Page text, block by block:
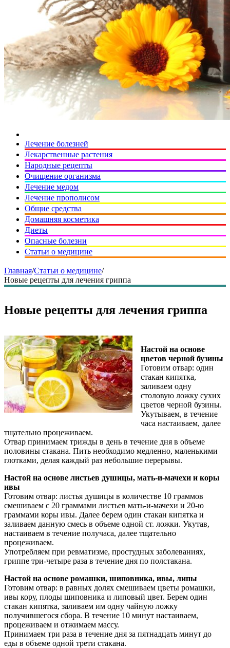
Лечение болезней
Лекарственные растения
Народные рецепты
Очищение организма
Лечение медом
Лечение прополисом
Общие средства
Домашняя косметика
Диеты
Опасные болезни
Статьи о медицине
Главная/Статьи о медицине/
Новые рецепты для лечения гриппа
Новые рецепты для лечения гриппа
Настой на основе
цветов черной бузины
Готовим отвар: один
стакан кипятка,
заливаем одну
столовую ложку сухих
цветов черной бузины.
Укутываем, в течение
часа настаиваем, далее
тщательно процеживаем.
Отвар принимаем трижды в день в течение дня в объеме
половины стакана. Пить необходимо медленно, маленькими
глотками, делая каждый раз небольшие перерывы.
Настой на основе листьев душицы, мать-и-мачехи и коры
ивы
Готовим отвар: листья душицы в количестве 10 граммов
смешиваем с 20 граммами листьев мать-и-мачехи и 20-ю
граммами коры ивы. Далее берем один стакан кипятка и
заливаем данную смесь в объеме одной ст. ложки. Укутав,
настаиваем в течение получаса, далее тщательно
процеживаем.
Употребляем при ревматизме, простудных заболеваниях,
гриппе три-четыре раза в течение дня по полстакана.
Настой на основе ромашки, шиповника, ивы, липы
Готовим отвар: в равных долях смешиваем цветы ромашки,
ивы кору, плоды шиповника и липовый цвет. Берем один
стакан кипятка, заливаем им одну чайную ложку
получившегося сбора. В течение 10 минут настаиваем,
процеживаем и отжимаем массу.
Принимаем три раза в течение дня за пятнадцать минут до
еды в объеме одной трети стакана.